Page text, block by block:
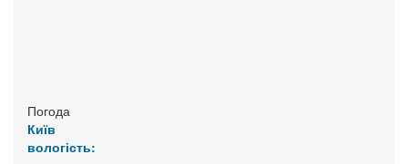
Погода
Київ
вологість: